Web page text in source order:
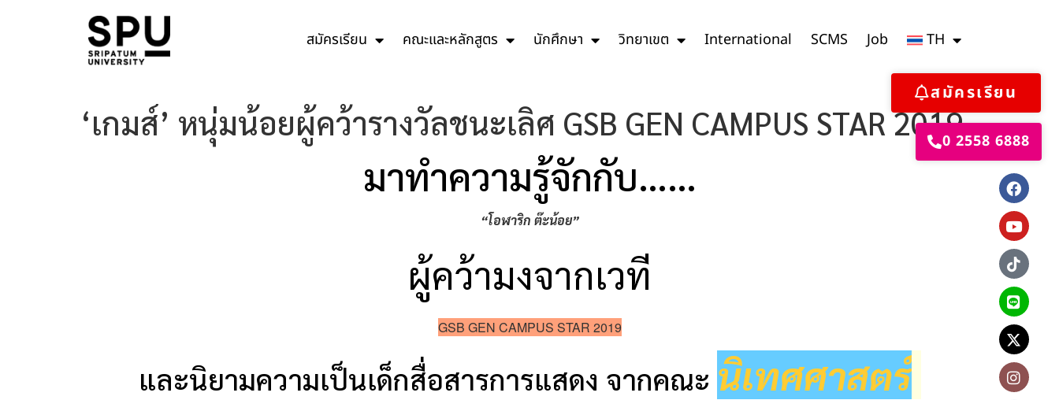
สมัครเรียน คณะและหลักสูตร นักศึกษา วิทยาเขต International SCMS Job TH
สมัครเรียน
0 2558 6888
‘เกมส์’ หนุ่มน้อยผู้คว้ารางวัลชนะเลิศ GSB GEN CAMPUS STAR 2019
มาทำความรู้จักกับ……
“โอฬาริก ต๊ะน้อย”
ผู้คว้ามงจากเวที
GSB GEN CAMPUS STAR 2019
และนิยามความเป็นเด็กสื่อสารการแสดง จากคณะ นิเทศศาสตร์